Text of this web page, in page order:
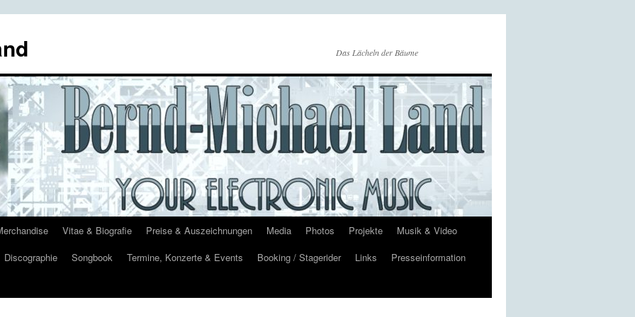
Das Lächeln der Bäume
Vitae & Biografie Preise & Auszeichnungen Media Photos Projekte
Musik & Video
Discographie Songbook Termine, Konzerte & Events Booking / Stagerider Links
Presseinformation